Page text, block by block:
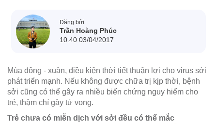
Đăng bởi
Trần Hoàng Phúc
10:40 03/04/2017
Mùa đông - xuân, điều kiện thời tiết thuận lợi cho virus sởi
phát triển mạnh. Nếu không được chữa trị kịp thời, bệnh
sởi cũng có thể gây ra nhiều biến chứng nguy hiểm cho
trẻ, thậm chí gây tử vong.
Trẻ chưa có miễn dịch với sởi đều có thể mắc